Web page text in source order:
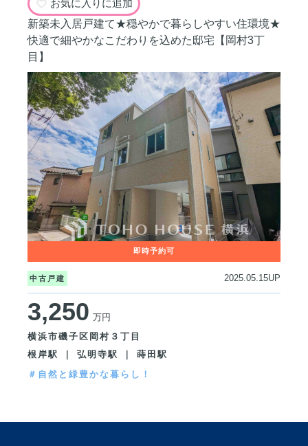
お気に入りに追加
新築未入居戸建て★穏やかで暮らしやすい住環境★
快適で細やかなこだわりを込めた邸宅【岡村3丁
目】
中古戸建 2025.05.15UP
3,250 万円
横浜市磯子区岡村３丁目
根岸駅 ｜ 弘明寺駅 ｜ 蒔田駅
＃自然と緑豊かな暮らし！